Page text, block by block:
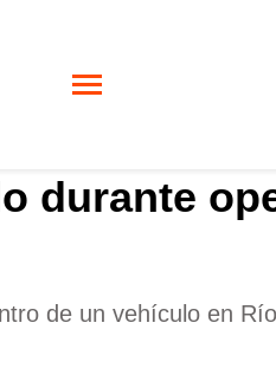
durante
de un vehículo en